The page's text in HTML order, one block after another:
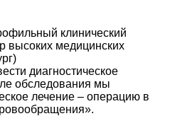
клинический
высоких медицинских
диагностическое
обследования мы
лечение – операцию в